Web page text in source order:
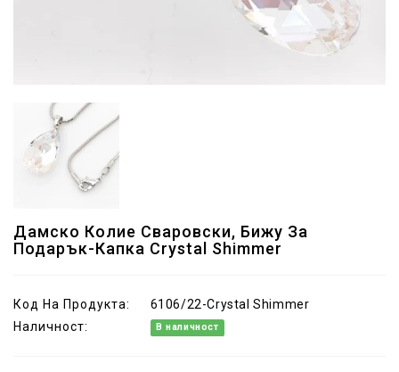
Дамско Колие Сваровски, Бижу За
Подарък-Капка Crystal Shimmer
Код На Продукта:
6106/22-Crystal Shimmer
Наличност:
В наличност